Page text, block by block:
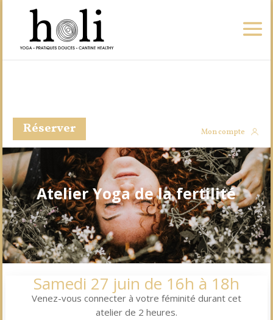
Réserver Mon compte
Atelier Yoga de la fertilité
Samedi 27 juin de 16h à 18h
Venez-vous connecter à votre féminité durant cet
atelier de 2 heures.